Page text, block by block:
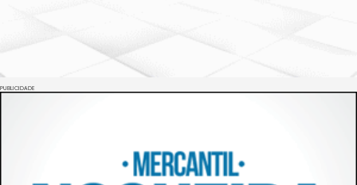
PUBLICIDADE